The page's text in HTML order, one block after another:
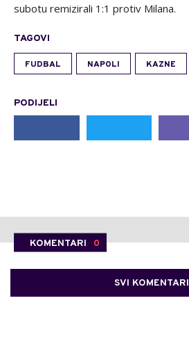
subotu remizirali 1:1 protiv Milana.
TAGOVI
FUDBAL NAPOLI KAZNE
PODIJELI
KOMENTARI 0
SVI KOMENTARI